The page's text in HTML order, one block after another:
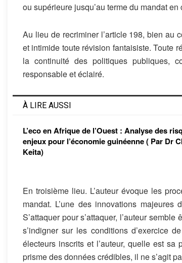
ou supérieure jusqu’au terme du mandat
Au lieu de recriminer l’article 198, bien au
et intimide toute révision fantaisiste. Toute
la continuité des politiques publiques,
responsable et éclairé.
À LIRE AUSSI
L’eco en Afrique de l’Ouest : Analyse des
enjeux pour l’économie guinéenne ( Par Dr
Keita)
En troisième lieu. L’auteur évoque les
mandat. L’une des innovations
S’attaquer pour s’attaquer, l’auteur
s’indigner sur les conditions d’exercice
électeurs inscrits et l’auteur, quelle est
prisme des données crédibles, il ne s’agit